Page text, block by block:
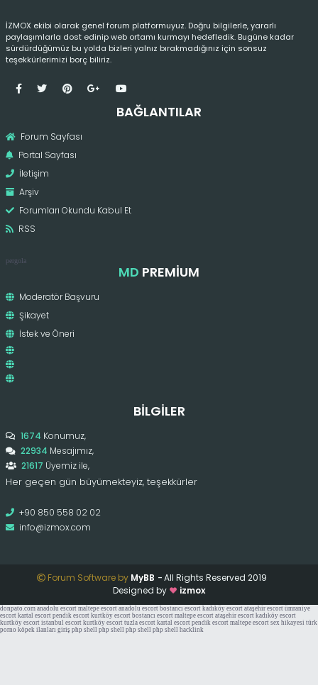
İZMOX ekibi olarak genel forum platformuyuz. Doğru bilgilerle, yararlı
paylaşımlarla dost edinip web ortamı kurmayı hedefledik. Bugüne kadar
sürdürdüğümüz bu yolda bizleri yalnız bırakmadığınız için sonsuz
teşekkürlerimizi borç biliriz.
BAĞLANTILAR
Forum Sayfası
Portal Sayfası
İletişim
Arşiv
Forumları Okundu Kabul Et
RSS
pergola
MD PREMIUM
Moderatör Başvuru
Şikayet
İstek ve Öneri
BILGILER
1674 Konumuz,
22934 Mesajımız,
21617 Üyemiz ile,
Her geçen gün büyümekteyiz, teşekkürler
+90 850 558 02 02
info@izmox.com
Forum Software by MyBB -All Rights Reserved 2019
Designed by
izmox
donpato.com anadolu escort maltepe escort anadolu escort bostancı escort kadıköy escort ataşehir escort ümraniye
escort kartal escort pendik escort kurtköy escort bostancı escort maltepe escort ataşehir escort kadıköy escort
kurtköy escort istanbul escort kurtköy escort tuzla escort kartal escort pendik escort maltepe escort sex hikayesi türk
porno köpek ilanları giriş php shell php shell php shell php shell hacklink